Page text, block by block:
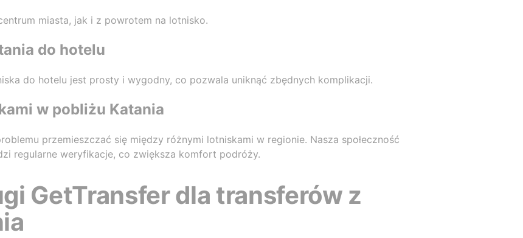
miasta, jak i z powrotem na lotnisko.
do hotelu
do hotelu jest prosty i wygodny, co pozwala uniknąć zbędnych komplikacji.
w pobliżu Katania
przemieszczać się między różnymi lotniskami w regionie. Nasza społeczność
regularne weryfikacje, co zwiększa komfort podróży.
GetTransfer dla transferów z